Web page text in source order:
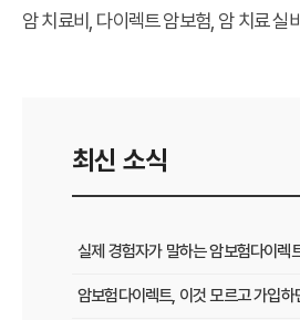
암 치료비, 다이렉트 암보험, 암 치료 실비
최신 소식